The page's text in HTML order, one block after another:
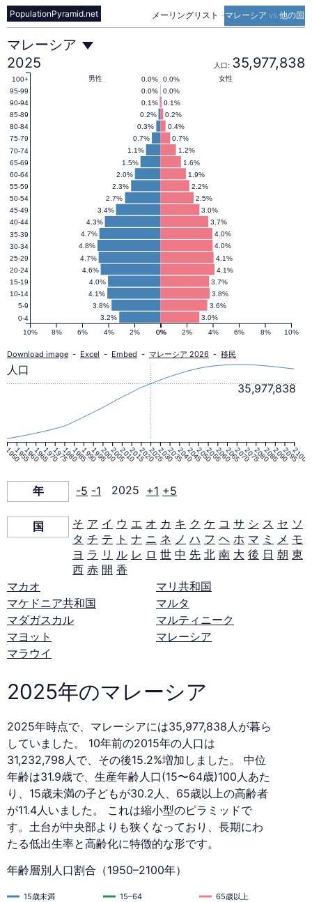
メーリングリスト - マレーシア vs 他の国
PopulationPyramid.net
マ
レ
ー
シ
ア
の
人
口
ピ
ミ
ッ
ド
2025
年
マレーシア
2025
人口: 35,977,838
3.0%
3.2%
3.6%
3.8%
3.8%
4.1%
3.7%
4.0%
4.1%
4.6%
4.1%
4.7%
4.0%
4.8%
4.0%
4.7%
3.7%
4.3%
3.0%
3.4%
2.5%
2.7%
2.2%
2.3%
1.9%
2.0%
1.6%
1.5%
1.2%
1.1%
0.7%
0.7%
0.4%
0.3%
0.2%
0.2%
0.1%
0.1%
0.0%
0.0%
0.0%
0.0% 女性
男性
0% 2% 4% 6% 8% 10%
10% 8% 6% 4% 2% 0%
0-4
5-9
10-14
15-19
20-24
25-29
30-34
35-39
40-44
45-49
50-54
55-59
60-64
65-69
70-74
75-79
80-84
85-89
90-94
95-99
100+
Download image - Excel - Embed - マレーシア 2026 - 移民
1950195519601965197019751980198519901995200020052010201520202025203020352040204520502055206020652070207520802085209020952100
35,977,838
人口
年 -5 -1 2025 +1 +5
国 そ ア イ ウ エ オ カ キ ク ケ コ サ シ ス セ ソ
タ チ テ ト ナ ニ ネ ノ ハ フ ヘ ホ マ ミ メ モ
ヨ ラ リ ル レ ロ 世 中 先 北 南 大 後 日 朝 東
西 赤 開 香
マカオ
マケドニア共和国
マダガスカル
マヨット
マラウイ
マリ共和国
マルタ
マルティニーク
マレーシア
2025年のマレーシア
2025年時点で、マレーシアには35,977,838人が暮ら
していました。 10年前の2015年の人口は
31,232,798人で、その後15.2%増加しました。 中位
年齢は31.9歳で、生産年齢人口(15〜64歳)100人あた
り、15歳未満の子どもが30.2人、65歳以上の高齢者
が11.4人いました。 これは縮小型のピラミッドで
す。土台が中央部よりも狭くなっており、長期にわ
たる低出生率と高齢化に特徴的な形です。
年齢層別人口割合（1950–2100年）
15歳未満 15–64 65歳以上